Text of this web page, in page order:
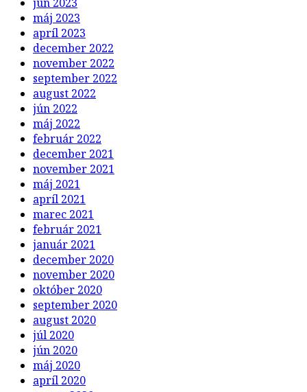
máj 2023
apríl 2023
december 2022
november 2022
september 2022
august 2022
jún 2022
máj 2022
február 2022
december 2021
november 2021
máj 2021
apríl 2021
marec 2021
február 2021
január 2021
december 2020
november 2020
október 2020
september 2020
august 2020
júl 2020
jún 2020
máj 2020
apríl 2020